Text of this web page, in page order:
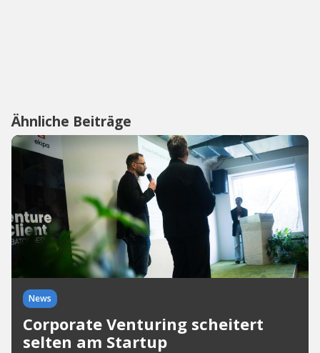
Ähnliche Beiträge
News
Corporate Venturing scheitert
selten am Startup